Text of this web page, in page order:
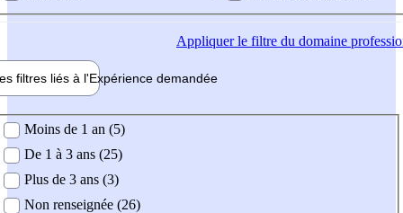
Appliquerle filtre du domaine
filtres liés à l'Expérience demandée
demandée
Moins de 1 an (5)
De 1 à 3 ans (25)
Plus de 3 ans (3)
Non renseignée (26)